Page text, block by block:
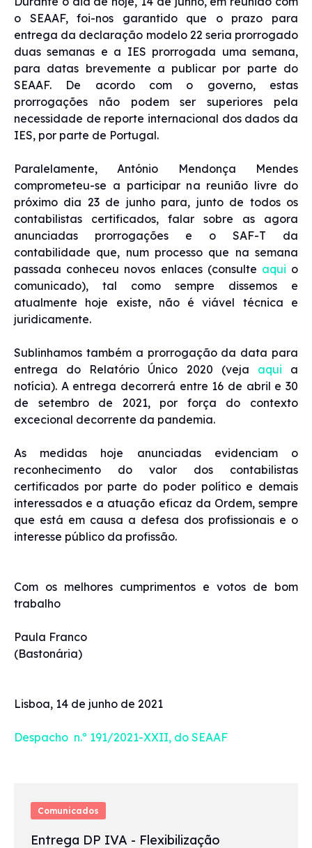
Comunicados
Entrega DP IVA - Flexibilização
o SEAAF, foi-nos garantido que o prazo para
entrega da declaração modelo 22 seria prorrogado
duas semanas e a IES prorrogada uma semana,
para datas brevemente a publicar por parte do
SEAAF. De acordo com o governo, estas
prorrogações não podem ser superiores pela
necessidade de reporte internacional dos dados da
IES, por parte de Portugal.
Paralelamente, António Mendonça Mendes
comprometeu-se a participar na reunião livre do
próximo dia 23 de junho para, junto de todos os
contabilistas certificados, falar sobre as agora
anunciadas prorrogações e o SAF-T da
contabilidade que, num processo que na semana
passada conheceu novos enlaces (consulte aqui o
comunicado), tal como sempre dissemos e
atualmente hoje existe, não é viável técnica e
juridicamente.
Sublinhamos também a prorrogação da data para
entrega do Relatório Único 2020 (veja aqui a
notícia). A entrega decorrerá entre 16 de abril e 30
de setembro de 2021, por força do contexto
excecional decorrente da pandemia.
As medidas hoje anunciadas evidenciam o
reconhecimento do valor dos contabilistas
certificados por parte do poder político e demais
interessados e a atuação eficaz da Ordem, sempre
que está em causa a defesa dos profissionais e o
interesse público da profissão.
Com os melhores cumprimentos e votos de bom
trabalho
Paula Franco
(Bastonária)
Lisboa, 14 de junho de 2021
Despacho n.º 191/2021-XXII, do SEAAF